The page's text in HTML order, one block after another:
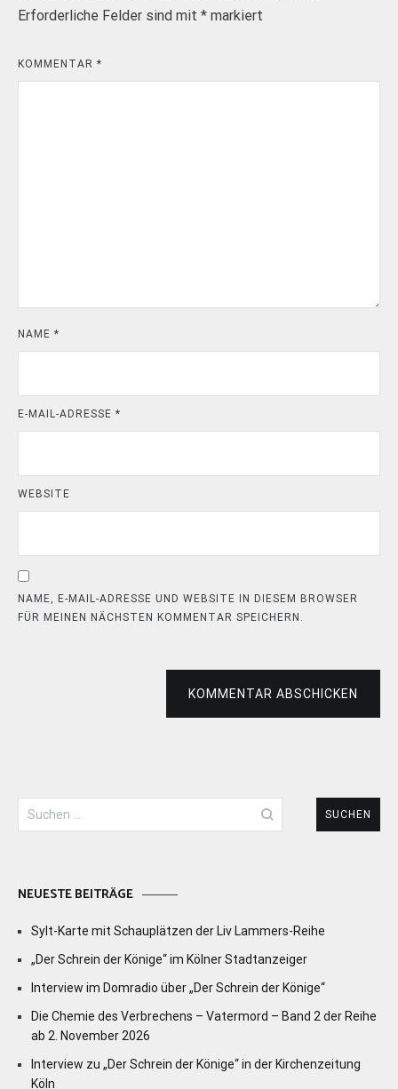
Erforderliche Felder sind mit * markiert
KOMMENTAR *
NAME *
E-MAIL-ADRESSE *
WEBSITE
NAME, E-MAIL-ADRESSE UND WEBSITE IN DIESEM BROWSER
FÜR MEINEN NÄCHSTEN KOMMENTAR SPEICHERN.
KOMMENTAR ABSCHICKEN
Suchen
nach:
NEUESTE BEITRÄGE
Sylt-Karte mit Schauplätzen der Liv Lammers-Reihe
„Der Schrein der Könige“ im Kölner Stadtanzeiger
Interview im Domradio über „Der Schrein der Könige“
Die Chemie des Verbrechens – Vatermord – Band 2 der Reihe
ab 2. November 2026
Interview zu „Der Schrein der Könige“ in der Kirchenzeitung
Köln